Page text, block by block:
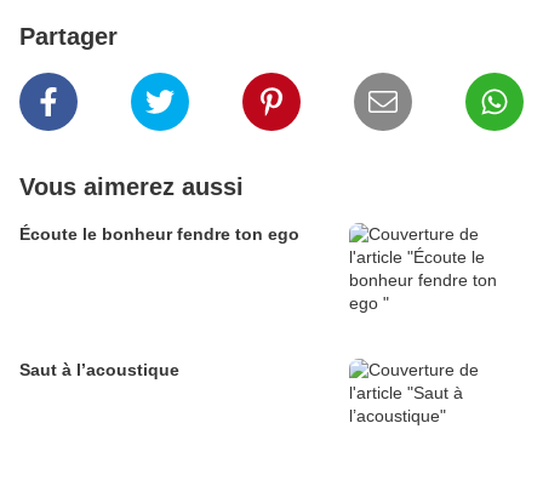
Partager
Vous aimerez aussi
Écoute le bonheur fendre ton ego
Saut à l’acoustique